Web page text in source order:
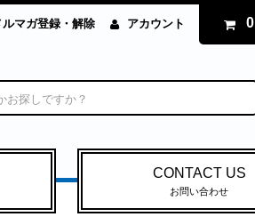
ルマガ登録・解除 アカウント 0
CONTACT US
お問い合わせ